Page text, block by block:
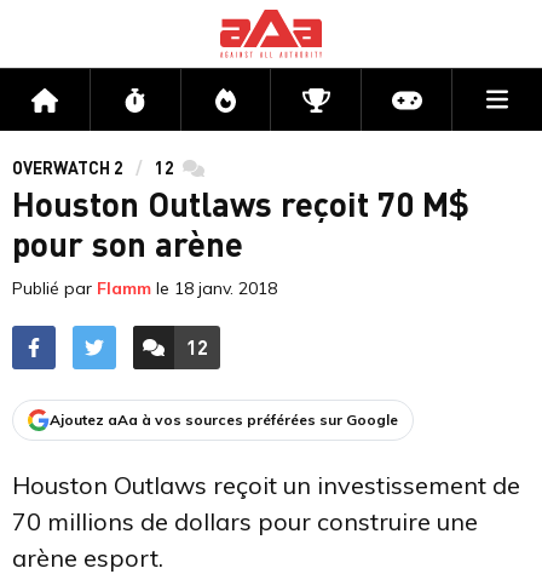
Accueil Flux Directs CompétitionsActu jeux
OVERWATCH 2 12 commentaires
Houston Outlaws reçoit 70 M$
pour son arène
Publié par Flamm le 18 janv. 2018
ACCÉDER AUX
12
COMMENTAIRES
Ajoutez aAa à vos sources préférées sur Google
Houston Outlaws reçoit un investissement de
70 millions de dollars pour construire une
arène esport.